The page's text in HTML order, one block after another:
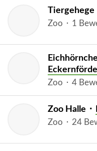
Tiergehege
Zoo ⬝ 1
Eckernförde
Zoo ⬝ 4
Zoo Halle ⬝
Zoo ⬝ 24